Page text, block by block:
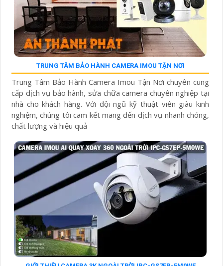
TRUNG TÂM BẢO HÀNH CAMERA IMOU TẬN NƠI
Trung Tâm Bảo Hành Camera Imou Tận Nơi chuyên cung
cấp dịch vụ bảo hành, sửa chữa camera chuyên nghiệp tại
nhà cho khách hàng. Với đội ngũ kỹ thuật viên giàu kinh
nghiệm, chúng tôi cam kết mang đến dịch vụ nhanh chóng,
chất lượng và hiệu quả